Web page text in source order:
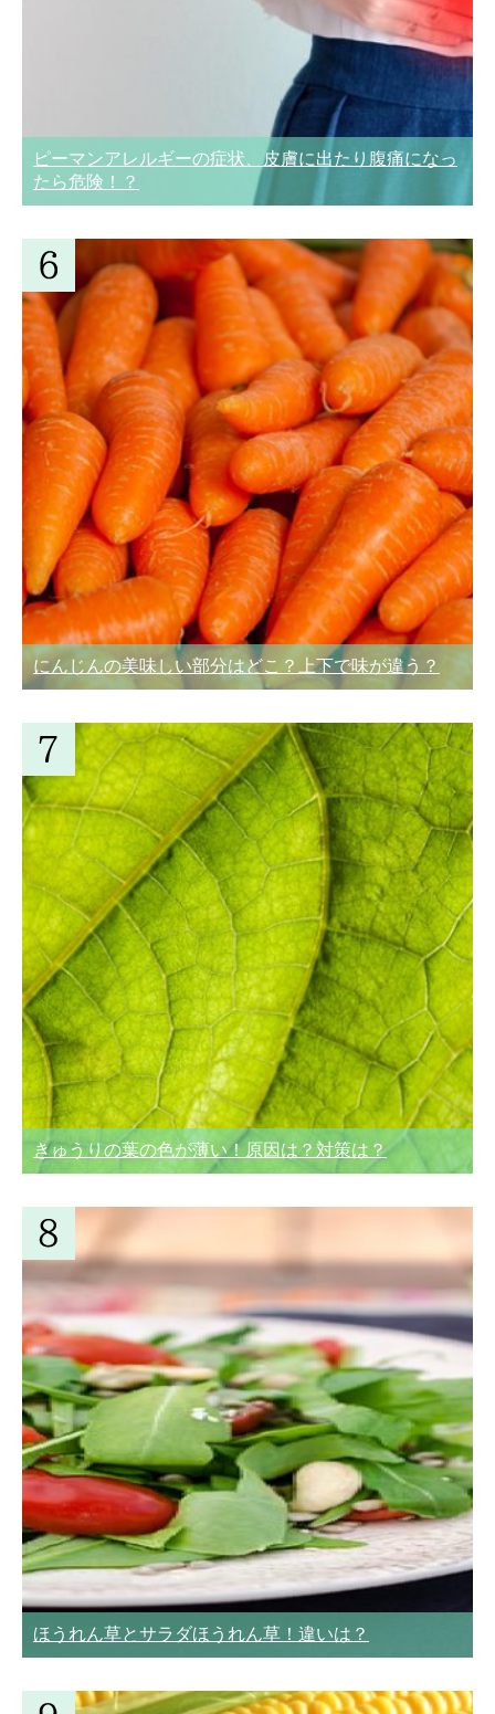
ピーマンアレルギーの症状、皮膚に出たり腹痛になっ
たら危険！？
にんじんの美味しい部分はどこ？上下で味が違う？
きゅうりの葉の色が薄い！原因は？対策は？
ほうれん草とサラダほうれん草！違いは？